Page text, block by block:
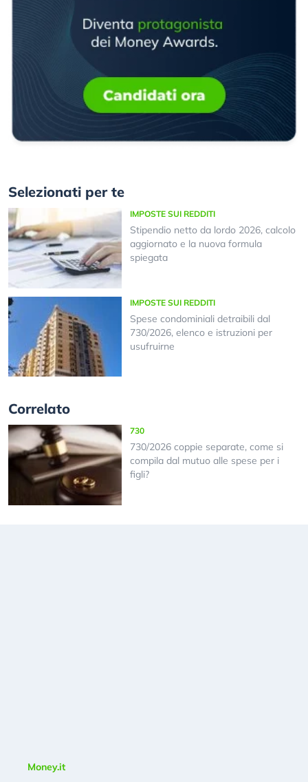
Selezionati per te
IMPOSTE SUI REDDITI
Stipendio netto da lordo 2026, calcolo
aggiornato e la nuova formula
spiegata
IMPOSTE SUI REDDITI
Spese condominiali detraibili dal
730/2026, elenco e istruzioni per
usufruirne
Correlato
730
730/2026 coppie separate, come si
compila dal mutuo alle spese per i
figli?
Money.it